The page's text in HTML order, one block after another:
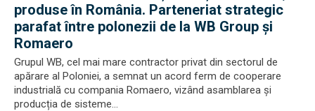
produse în România. Parteneriat strategic
parafat între polonezii de la WB Group și
Romaero
Grupul WB, cel mai mare contractor privat din sectorul de
apărare al Poloniei, a semnat un acord ferm de cooperare
industrială cu compania Romaero, vizând asamblarea și
producția de sisteme...